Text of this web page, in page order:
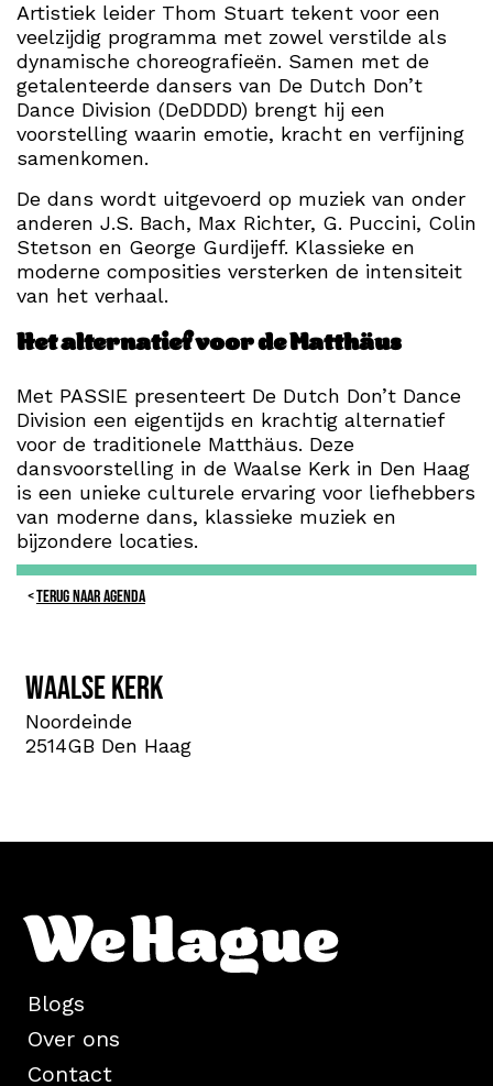
Artistiek leider Thom Stuart tekent voor een
veelzijdig programma met zowel verstilde als
dynamische choreografieën. Samen met de
getalenteerde dansers van De Dutch Don’t
Dance Division (DeDDDD) brengt hij een
voorstelling waarin emotie, kracht en verfijning
samenkomen.
De dans wordt uitgevoerd op muziek van onder
anderen J.S. Bach, Max Richter, G. Puccini, Colin
Stetson en George Gurdijeff. Klassieke en
moderne composities versterken de intensiteit
van het verhaal.
Het alternatief voor de Matthäus
Met PASSIE presenteert De Dutch Don’t Dance
Division een eigentijds en krachtig alternatief
voor de traditionele Matthäus. Deze
dansvoorstelling in de Waalse Kerk in Den Haag
is een unieke culturele ervaring voor liefhebbers
van moderne dans, klassieke muziek en
bijzondere locaties.
TERUG NAAR AGENDA
Waalse Kerk
Noordeinde
2514GB Den Haag
Blogs
Over ons
Contact